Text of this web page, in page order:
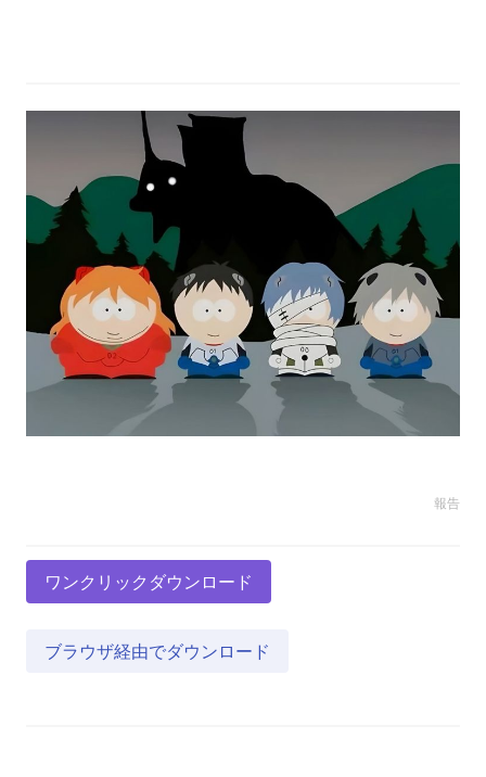
報告
ワンクリックダウンロード
ブラウザ経由でダウンロード